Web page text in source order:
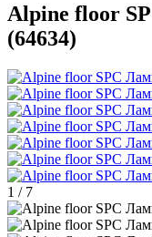
Alpine floor
(64634)
1 / 7